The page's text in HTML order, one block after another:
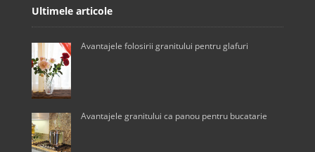
Ultimele articole
Avantajele folosirii granitului pentru glafuri
Avantajele granitului ca panou pentru bucatarie